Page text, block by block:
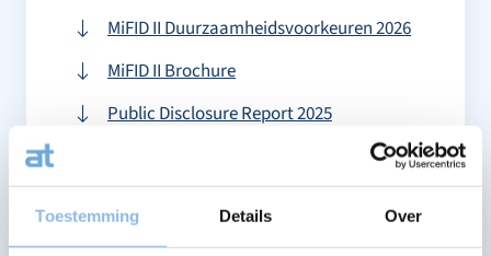
Toestemming Details Over
MiFID II Duurzaamheidsvoorkeuren 2026
MiFID II Brochure
Public Disclosure Report 2025
Behandeling klachtenbeleid cliënten
Samenvatting van de rechten van de